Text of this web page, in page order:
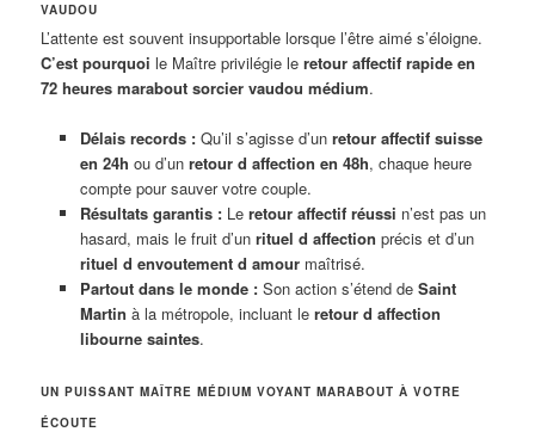
VAUDOU
L’attente est souvent insupportable lorsque l’être aimé s’éloigne.
C’est pourquoi le Maître privilégie leretour affectif rapide en
72 heures marabout sorcier vaudou médium.
Délais records :Qu’il s’agisse d’un retour affectif suisse
en 24h ou d’un retour d affection en 48h, chaque heure
compte pour sauver votre couple.
Résultats garantis :Le retour affectif réussi n’est pas un
hasard, mais le fruit d’un rituel d affection précis et d’un
rituel d envoutement d amourmaîtrisé.
Partout dans le monde :Son action s’étend de Saint
Martin à la métropole, incluant le retour d affection
libourne saintes.
UN PUISSANT MAÎTRE MÉDIUM VOYANT MARABOUT À VOTRE
ÉCOUTE